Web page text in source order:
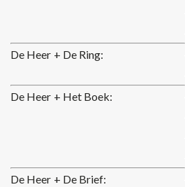
De Heer + De Ring:
De Heer + Het Boek:
De Heer + De Brief: